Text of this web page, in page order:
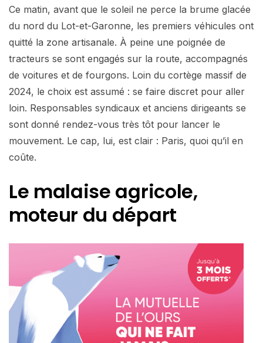
Ce matin, avant que le soleil ne perce la brume glacée
du nord du Lot-et-Garonne, les premiers véhicules ont
quitté la zone artisanale. À peine une poignée de
tracteurs se sont engagés sur la route, accompagnés
de voitures et de fourgons. Loin du cortège massif de
2024, le choix est assumé : se faire discret pour aller
loin. Responsables syndicaux et anciens dirigeants se
sont donné rendez-vous très tôt pour lancer le
mouvement. Le cap, lui, est clair : Paris, quoi qu’il en
coûte.
Le malaise agricole,
moteur du départ